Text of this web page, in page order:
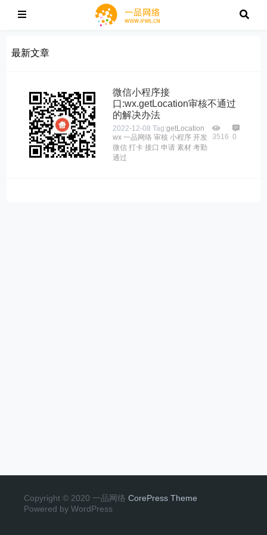
最新文章
微信小程序接
口:wx.getLocation审核不通过
的解决办法
2022-12-08 Tag:getLocation
wx 一品网络 审核 小程序 开发
微信 打卡 接口 申请 素材 考勤
通过
3516 0
Copyright © 2020 一品网络 CorePress Theme
Powered by WordPress